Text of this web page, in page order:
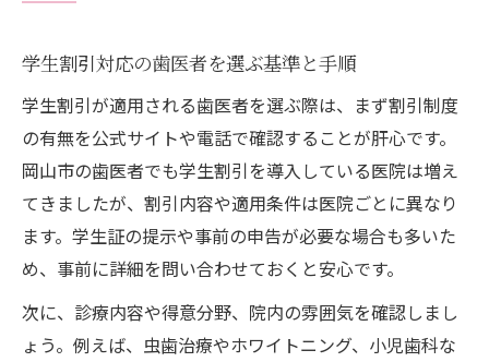
初めてでも安心な歯医者の特徴と選び方
岡山市の歯医者で受けられるサポート内容
歯医者の口コミや予約方法を上手に使う秘
訣
安心して通える歯医者の院内環境のポイン
ト
歯医者選びで気を付けたい費用とサービス
費用を抑えたい学生に最適な歯医者事情
学生割引を活用できる歯医者選びの実践法
学生割引対応の歯医者を選ぶ基準と手順
学生割引が適用される歯医者を選ぶ際は、まず割引制度
の有無を公式サイトや電話で確認することが肝心です。
岡山市の歯医者でも学生割引を導入している医院は増え
てきましたが、割引内容や適用条件は医院ごとに異なり
ます。学生証の提示や事前の申告が必要な場合も多いた
め、事前に詳細を問い合わせておくと安心です。
次に、診療内容や得意分野、院内の雰囲気を確認しまし
ょう。例えば、虫歯治療やホワイトニング、小児歯科な